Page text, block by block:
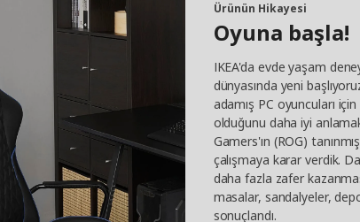
Ürünün Hikayesi
Oyuna başla!
IKEA'da evde yaşam
dünyasında yeni
adamış PC oyuncuları
olduğunu daha iyi
Gamers'ın (ROG)
çalışmaya karar verdik.
daha fazla zafer
masalar, sandalyeler,
sonuçlandı.